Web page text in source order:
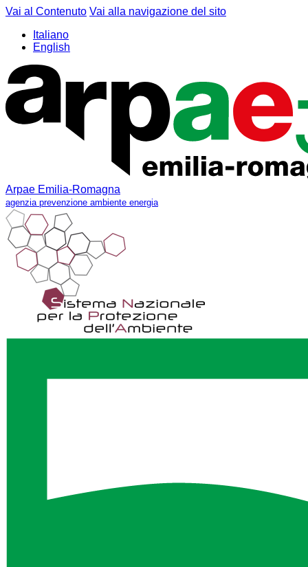
Vai al Contenuto Vai alla navigazione del sito
Italiano
English
Arpae Emilia-Romagna
agenzia prevenzione ambiente energia